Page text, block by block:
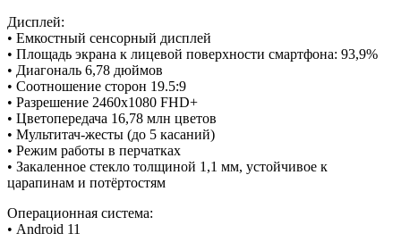
Дисплей:
• Емкостный сенсорный дисплей
• Площадь экрана к лицевой поверхности смартфона: 93,9%
• Диагональ 6,78 дюймов
• Соотношение сторон 19.5:9
• Разрешение 2460х1080 FHD+
• Цветопередача 16,78 млн цветов
• Мультитач-жесты (до 5 касаний)
• Режим работы в перчатках
• Закаленное стекло толщиной 1,1 мм, устойчивое к
царапинам и потёртостям
Операционная система:
• Android 11